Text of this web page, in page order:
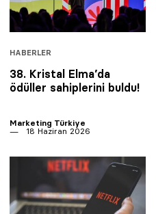
HABERLER
38. Kristal Elma’da
ödüller sahiplerini buldu!
Marketing Türkiye
18 Haziran 2026